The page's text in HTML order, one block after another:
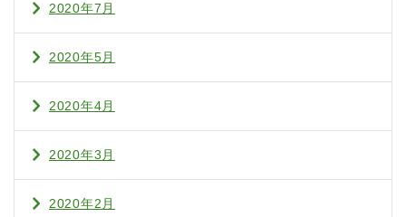
2020年7月
2020年5月
2020年4月
2020年3月
2020年2月